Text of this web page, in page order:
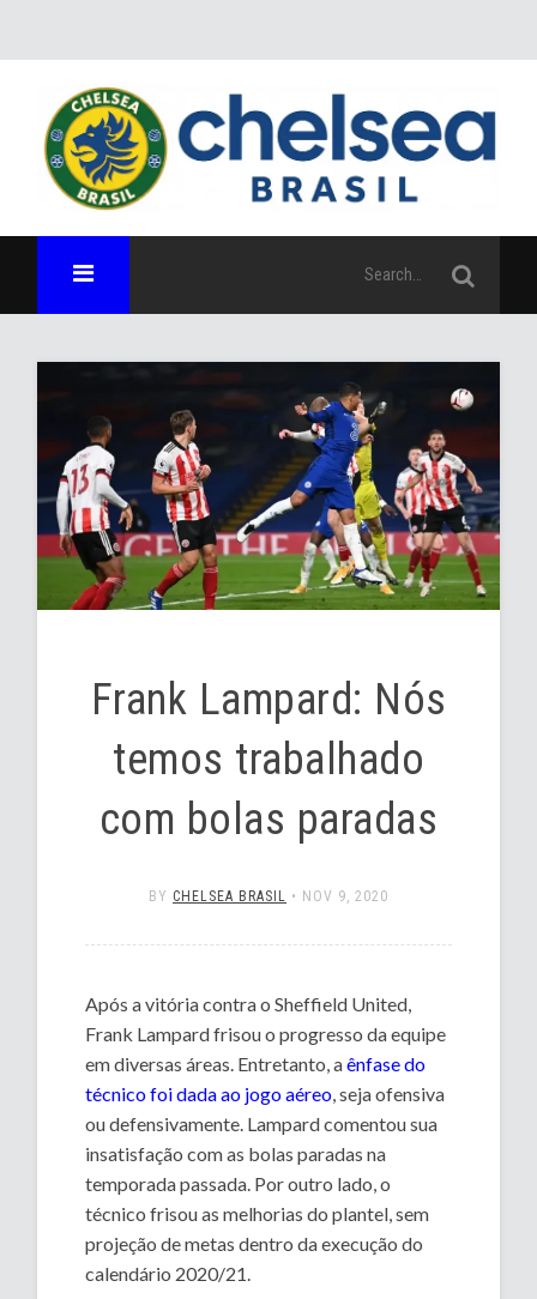
Frank Lampard: Nós
temos trabalhado
com bolas paradas
BY CHELSEA BRASIL • NOV 9, 2020
Após a vitória contra o Sheffield United,
Frank Lampard frisou o progresso da equipe
em diversas áreas. Entretanto, aênfase do
técnico foi dada ao jogo aéreo, seja ofensiva
ou defensivamente. Lampard comentou sua
insatisfação com as bolas paradas na
temporada passada. Por outro lado, o
técnico frisou as melhorias do plantel, sem
projeção de metas dentro da execução do
calendário 2020/21.